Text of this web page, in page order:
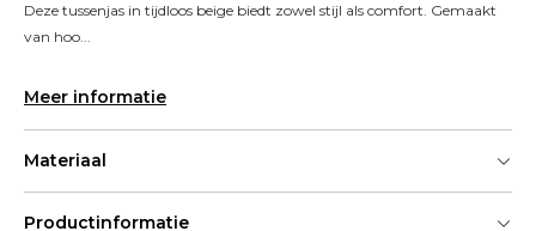
Deze tussenjas in tijdloos beige biedt zowel stijl als comfort. Gemaakt
van hoo...
Meer informatie
Materiaal
Productinformatie